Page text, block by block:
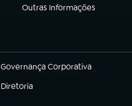
Outras Informações
(abre em nova aba)
Governança Corporativa
(abre em nova aba)
Diretoria
(abre em nova aba)